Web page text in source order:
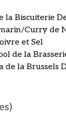
la Biscuiterie
Curry de
et Sel
de la
de la Brussels